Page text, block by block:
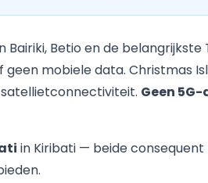
Bairiki, Betio en de belangrijkste
mobiele data. Christmas
Geen
in Kiribati — beide